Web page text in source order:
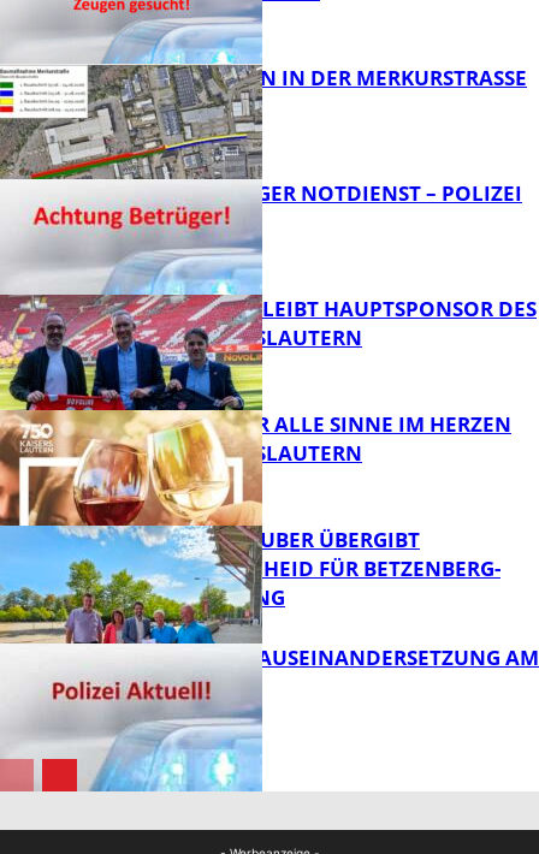
FB News
BAUARBEITEN IN DER MERKURSTRASSE
FB News
FRAGWÜRDIGER NOTDIENST – POLIZEI
WARNT
FB News
NOVOLINE BLEIBT HAUPTSPONSOR DES
1. FC KAISERSLAUTERN
FB Kultur
GENÜSSE FÜR ALLE SINNE IM HERZEN
VON KAISERSLAUTERN
MINISTER TEUBER ÜBERGIBT
FÖRDERBESCHEID FÜR BETZENBERG-
ENTWICKLUNG
HANDFESTE AUSEINANDERSETZUNG AM
PFAFFPLATZ